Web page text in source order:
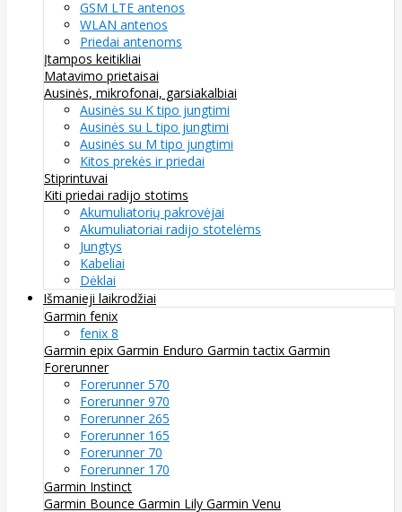
GSM LTE antenos
WLAN antenos
Priedai antenoms
Įtampos keitikliai
Matavimo prietaisai
Ausinės, mikrofonai, garsiakalbiai
Ausinės su K tipo jungtimi
Ausinės su L tipo jungtimi
Ausinės su M tipo jungtimi
Kitos prekės ir priedai
Stiprintuvai
Kiti priedai radijo stotims
Akumuliatorių pakrovėjai
Akumuliatoriai radijo stotelėms
Jungtys
Kabeliai
Dėklai
Išmanieji laikrodžiai
Garmin fenix
fenix 8
Garmin epix Garmin Enduro Garmin tactix Garmin
Forerunner
Forerunner 570
Forerunner 970
Forerunner 265
Forerunner 165
Forerunner 70
Forerunner 170
Garmin Instinct
Garmin Bounce Garmin Lily Garmin Venu